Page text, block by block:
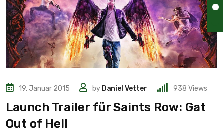
19. Januar 2015 by Daniel Vetter 938 Views
Launch Trailer für Saints Row: Gat
Out of Hell